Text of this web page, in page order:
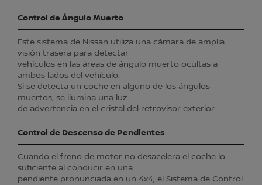
Control de Ángulo Muerto
Este sistema de Nissan utiliza una cámara de amplia
visión trasera para detectar
vehículos en las áreas de ángulo muerto ocultas a
ambos lados del vehículo.
Si se detecta un coche en alguno de los ángulos
muertos, se ilumina una luz
de advertencia en el cristal del retrovisor exterior.
Control de Descenso de Pendientes
Cuando el freno de motor no desacelera el coche lo
suficiente al conducir en una
pendiente pronunciada en un 4x4, el Sistema de Control